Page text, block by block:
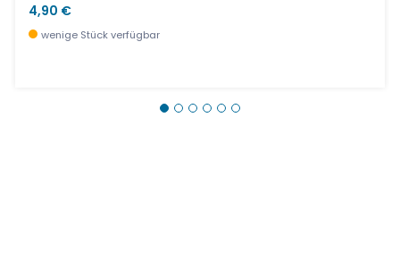
4,90 €
wenige Stück verfügbar